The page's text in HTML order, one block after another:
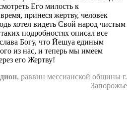
Его милость к
принеся жертву, человек
хотел видеть Свой народ чистым
подробностях описал все
Богу, что Йешуа единым
из нас, и теперь мы имеем
его Жертву!
, раввин мессианской общины г.
Запорожье